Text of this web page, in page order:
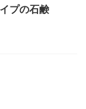
プの石鹸